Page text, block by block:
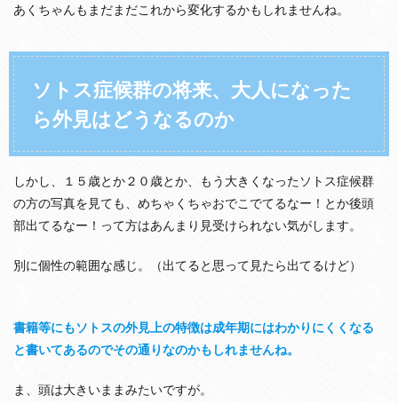
あくちゃんもまだまだこれから変化するかもしれませんね。
ソトス症候群の将来、大人になった
ら外見はどうなるのか
しかし、１５歳とか２０歳とか、もう大きくなったソトス症候群
の方の写真を見ても、めちゃくちゃおでこでてるなー！とか後頭
部出てるなー！って方はあんまり見受けられない気がします。
別に個性の範囲な感じ。（出てると思って見たら出てるけど）
書籍等にもソトスの外見上の特徴は成年期にはわかりにくくなる
と書いてあるのでその通りなのかもしれませんね。
ま、頭は大きいままみたいですが。